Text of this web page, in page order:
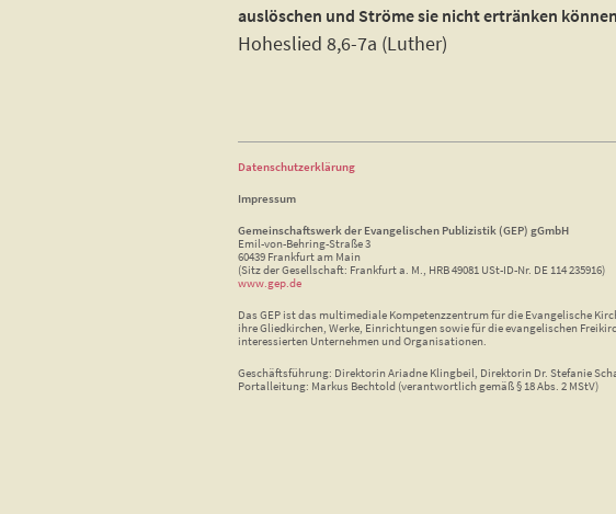
auslöschen und Ströme sie nicht ertränken
Hoheslied 8,6-7a (Luther)
Datenschutzerklärung
Impressum
Gemeinschaftswerk der Evangelischen Publizistik (GEP) gGmbH
Emil-von-Behring-Straße 3
60439 Frankfurt am Main
(Sitz der Gesellschaft: Frankfurt a. M., HRB 49081 USt-ID-Nr. DE 114 235916)
www.gep.de
Das GEP ist das multimediale Kompetenzzentrum für die Evangelische
ihre Gliedkirchen, Werke, Einrichtungen sowie für die evangelischen
interessierten Unternehmen und Organisationen.
Geschäftsführung: Direktorin Ariadne Klingbeil, Direktorin Dr. Stefanie
Portalleitung: Markus Bechtold (verantwortlich gemäß § 18 Abs. 2 MStV)